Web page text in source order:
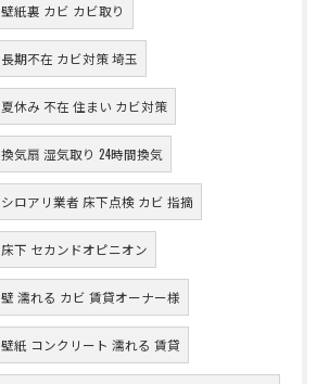
壁紙裏 カビ カビ取り
長期不在 カビ対策 埼玉
夏休み 不在 住まい カビ対策
換気扇 湿気取り 24時間換気
シロアリ業者 床下点検 カビ 指摘
床下 セカンドオピニオン
壁 濡れる カビ 賃貸オーナー様
壁紙 コンクリート 濡れる 賃貸